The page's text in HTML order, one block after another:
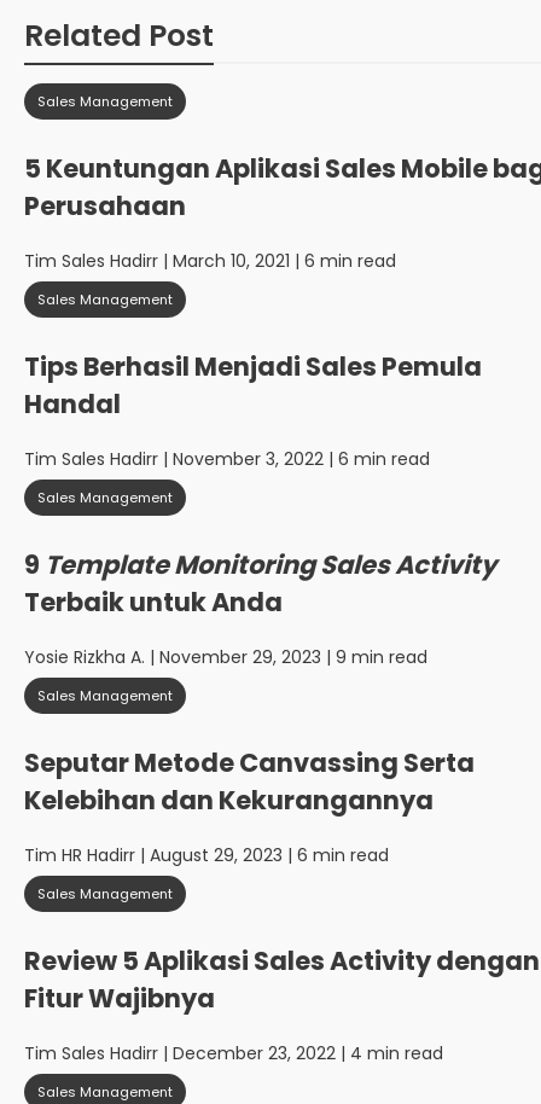
Related Post
Sales Management
5 Keuntungan Aplikasi Sales Mobile
Perusahaan
Tim Sales Hadirr | March 10, 2021 | 6 min read
Sales Management
Tips Berhasil Menjadi Sales Pemula
Handal
Tim Sales Hadirr | November 3, 2022 | 6 min read
Sales Management
9 Template Monitoring Sales Activity
Terbaik untuk Anda
Yosie Rizkha A. | November 29, 2023 | 9 min read
Sales Management
Seputar Metode Canvassing Serta
Kelebihan dan Kekurangannya
Tim HR Hadirr | August 29, 2023 | 6 min read
Sales Management
Review 5 Aplikasi Sales Activity dengan
Fitur Wajibnya
Tim Sales Hadirr | December 23, 2022 | 4 min read
Sales Management